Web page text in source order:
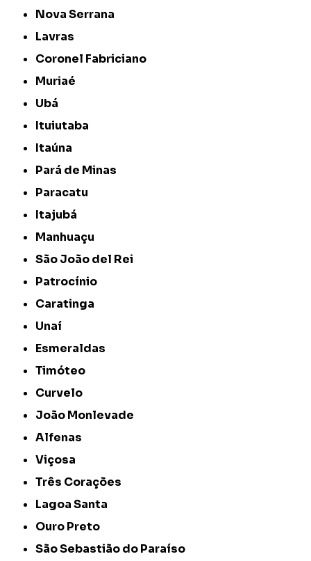
Nova Serrana
Lavras
Coronel Fabriciano
Muriaé
Ubá
Ituiutaba
Itaúna
Pará de Minas
Paracatu
Itajubá
Manhuaçu
São João del Rei
Patrocínio
Caratinga
Unaí
Esmeraldas
Timóteo
Curvelo
João Monlevade
Alfenas
Viçosa
Três Corações
Lagoa Santa
Ouro Preto
São Sebastião do Paraíso